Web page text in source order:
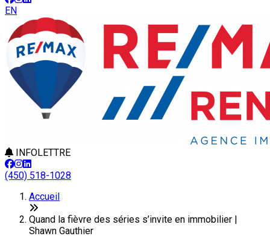
EN
INFOLETTRE
(450) 518-1028
Accueil
Quand la fièvre des séries s’invite en immobilier |
Shawn Gauthier